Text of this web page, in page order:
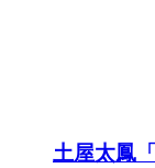
土屋太鳳